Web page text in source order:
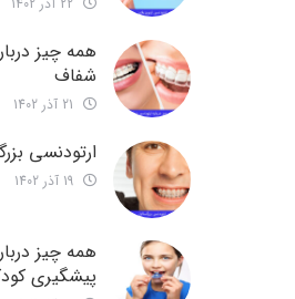
همه چیز
شفاف
ارتودنسی
همه چیز
پیشگیری